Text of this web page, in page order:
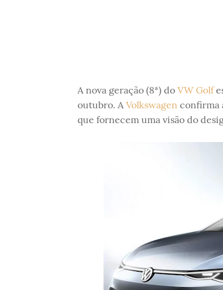
A nova geração (8ª) do VW Golf
outubro. A Volkswagen confirma
que fornecem uma visão do